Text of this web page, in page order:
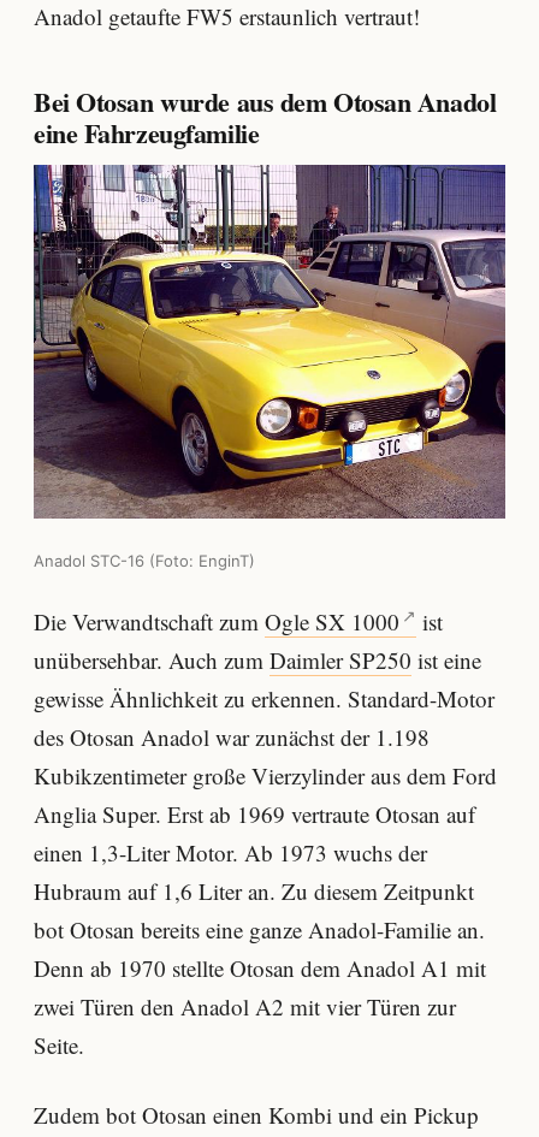
Anadol getaufte FW5 erstaunlich vertraut!
Bei Otosan wurde aus dem Otosan Anadol
eine Fahrzeugfamilie
Anadol STC-16 (Foto: EnginT)
Die Verwandtschaft zum Ogle SX 1000
ist
unübersehbar. Auch zum Daimler SP250 ist eine
gewisse Ähnlichkeit zu erkennen. Standard-Motor
des Otosan Anadol war zunächst der 1.198
Kubikzentimeter große Vierzylinder aus dem Ford
Anglia Super. Erst ab 1969 vertraute Otosan auf
einen 1,3-Liter Motor. Ab 1973 wuchs der
Hubraum auf 1,6 Liter an. Zu diesem Zeitpunkt
bot Otosan bereits eine ganze Anadol-Familie an.
Denn ab 1970 stellte Otosan dem Anadol A1 mit
zwei Türen den Anadol A2 mit vier Türen zur
Seite.
Zudem bot Otosan einen Kombi und ein Pickup